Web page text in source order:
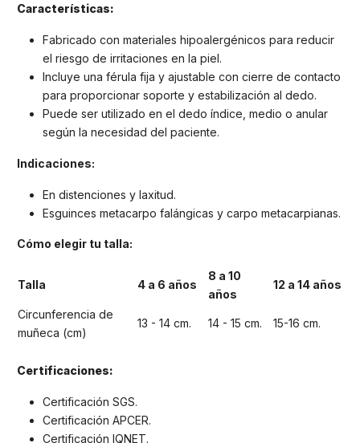
Características:
Fabricado con materiales hipoalergénicos para reducir
el riesgo de irritaciones en la piel.
Incluye una férula fija y ajustable con cierre de contacto
para proporcionar soporte y estabilización al dedo.
Puede ser utilizado en el dedo índice, medio o anular
según la necesidad del paciente.
Indicaciones:
En distenciones y laxitud.
Esguinces metacarpo falángicas y carpo metacarpianas.
Cómo elegir tu talla:
Talla 4 a 6 años
8 a 10
años
12 a 14 años
Circunferencia de
muñeca (cm)
13 - 14 cm. 14 - 15 cm. 15-16 cm.
Certificaciones:
Certificación SGS.
Certificación APCER.
Certificación IQNET.